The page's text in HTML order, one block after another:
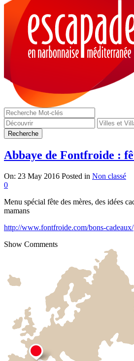
Abbaye de Fontfroide :
On: 23 May 2016 Posted in Non classé
0
Menu spécial fête des mères, des idées
mamans
http://www.fontfroide.com/bons-cadeaux/
Show Comments